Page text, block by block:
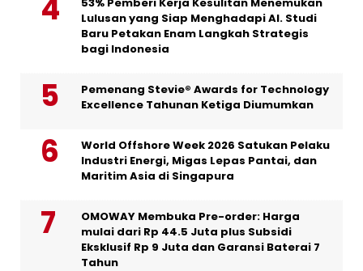
Lulusan yang Siap Menghadapi AI. Studi
Baru Petakan Enam Langkah Strategis
bagi Indonesia
Pemenang Stevie® Awards for Technology
Excellence Tahunan Ketiga Diumumkan
World Offshore Week 2026 Satukan Pelaku
Industri Energi, Migas Lepas Pantai, dan
Maritim Asia di Singapura
OMOWAY Membuka Pre-order: Harga
mulai dari Rp 44.5 Juta plus Subsidi
Eksklusif Rp 9 Juta dan Garansi Baterai 7
Tahun